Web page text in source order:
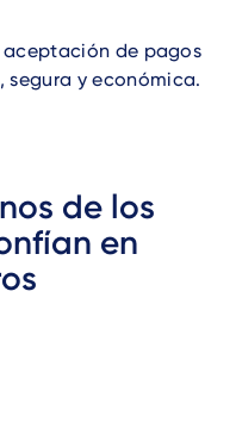
aceptación de pagos
segura y económica.
de los
en